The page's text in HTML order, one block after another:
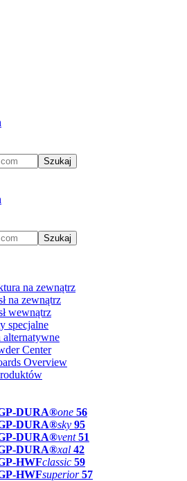
Szukaj
Szukaj
na zewnątrz
na zewnątrz
wewnątrz
specjalne
alternatywne
Center
Overview
DURA®one 56
DURA®sky 95
DURA®vent 51
DURA®xal 42
HWFclassic 59
HWFsuperior 57